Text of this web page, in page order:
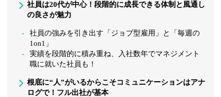
社員は20代が中心！段階的に成長できる体制と風通し
の良さが魅力
社員の強みを引き出す「ジョブ型雇用」と「毎週の
1on1」
実績を段階的に積み重ね、入社数年でマネジメント
職に就いた社員も！
根底に“人”がいるからこそコミュニケーションはアナ
ログで！フル出社が基本